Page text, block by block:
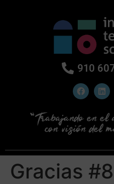
910
Gracias